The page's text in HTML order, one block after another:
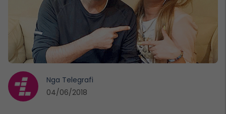
Nga Telegrafi
04/06/2018